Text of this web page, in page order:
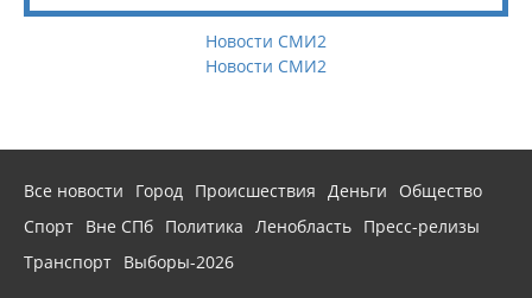
Новости СМИ2
Новости СМИ2
Все новости Город Происшествия Деньги
Общество
Спорт Вне СПб Политика Ленобласть Пресс-релизы
Транспорт Выборы-2026